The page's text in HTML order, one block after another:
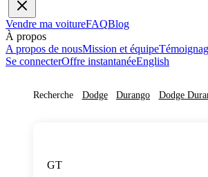
Vendre ma voitureFAQBlog
À propos
A propos de nousMission et équipe
Se connecterOffre instantanéeEnglish
Recherche Dodge Durango Dodge
GT